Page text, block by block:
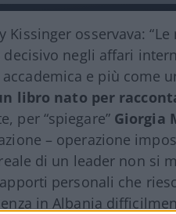
osservava: “Le
negli affari
e più come
libro nato per
per “spiegare” Giorgia
– operazione
di un leader non si
personali che
in Albania